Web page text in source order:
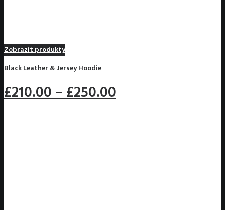
Zobrazit produkty
Black Leather & Jersey Hoodie
£210.00–£250.00